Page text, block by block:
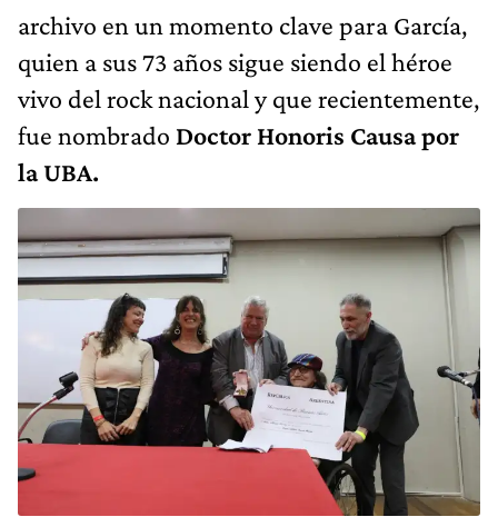
archivo en un momento clave para García,
quien a sus 73 años sigue siendo el héroe
vivo del rock nacional y que recientemente,
fue nombrado Doctor Honoris Causa por
la UBA.